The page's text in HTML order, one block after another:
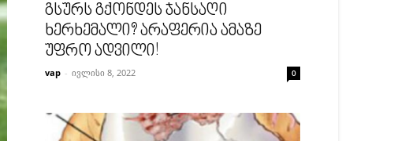
გსურს გქონდეს ჯანსაღი
ხერხემალი? არაფერია ამაზე
უფრო ადვილი!
vap - ივლისი 8, 2022 0